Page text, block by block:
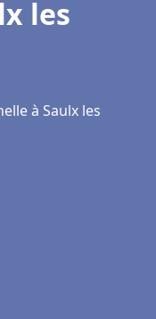
les
à Saulx les